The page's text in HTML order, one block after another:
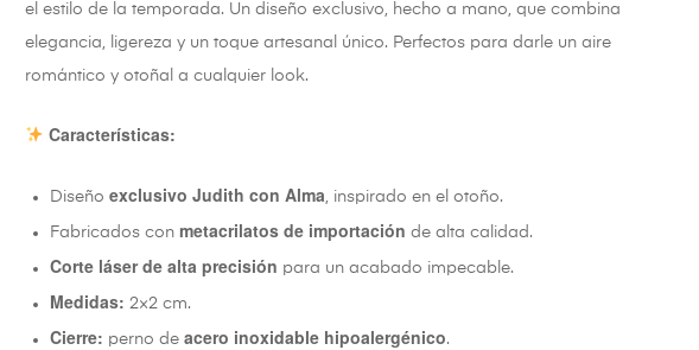
el estilo de la temporada. Un diseño exclusivo, hecho a mano, que combina
elegancia, ligereza y un toque artesanal único. Perfectos para darle un aire
romántico y otoñal a cualquier look.
Características:
Diseñoexclusivo Judith con Alma , inspirado en el otoño.
Fabricados conmetacrilatos de importación de alta calidad.
Corte láser de alta precisión para un acabado impecable.
Medidas: 2×2 cm.
Cierre: perno deacero inoxidable hipoalergénico.